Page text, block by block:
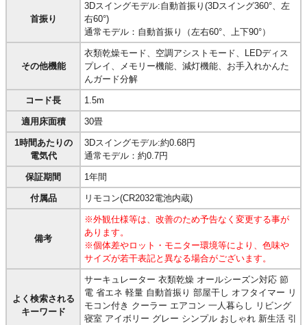
首振り
3Dスイングモデル:自動首振り(3Dスイング360°、左
右60°)
通常モデル：自動首振り（左右60°、上下90°）
その他機能
衣類乾燥モード、空調アシストモード、LEDディス
プレイ、メモリー機能、減灯機能、お手入れかんた
んガード分解
コード長 1.5m
適用床面積 30畳
1時間あたりの
電気代
3Dスイングモデル:約0.68円
通常モデル：約0.7円
保証期間 1年間
付属品 リモコン(CR2032電池内蔵)
備考
※外観仕様等は、改善のため予告なく変更する事が
あります。
※個体差やロット・モニター環境等により、色味や
サイズが若干表記と異なる場合がございます。
よく検索される
キーワード
サーキュレーター 衣類乾燥 オールシーズン対応 節
電 省エネ 軽量 自動首振り 部屋干し オフタイマー リ
モコン付き クーラー エアコン 一人暮らし リビング
寝室 アイボリー グレー シンプル おしゃれ 新生活 引